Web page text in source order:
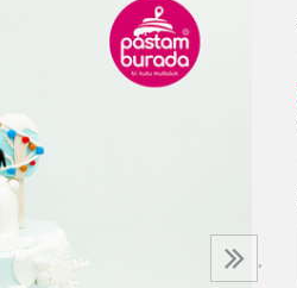
›